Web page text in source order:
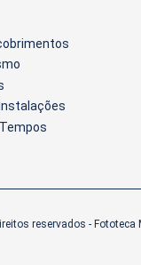
reservados - Fototeca